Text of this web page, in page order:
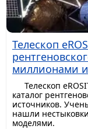
Телескоп
миллионами
Телескоп
каталог
источников.
нашли
моделями.